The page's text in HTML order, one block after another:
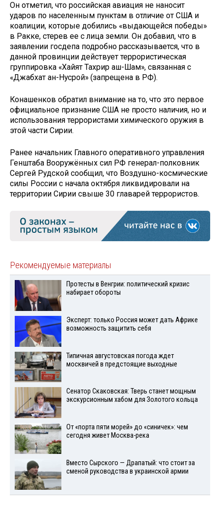
Он отметил, что российская авиация не наносит
ударов по населенным пунктам в отличие от США и
коалиции, которые добились «выдающейся победы»
в Ракке, стерев ее с лица земли. Он добавил, что в
заявлении госдепа подробно рассказывается, что в
данной провинции действует террористическая
группировка «Хайят Тахрир аш-Шам», связанная с
«Джабхат ан-Нусрой» (запрещена в РФ).
Конашенков обратил внимание на то, что это первое
официальное признание США не просто наличия, но и
использования террористами химического оружия в
этой части Сирии.
Ранее начальник Главного оперативного управления
Генштаба Вооружённых сил РФ генерал-полковник
Сергей Рудской сообщил, что Воздушно-космические
силы России с начала октября ликвидировали на
территории Сирии свыше 30 главарей террористов.
Рекомендуемые материалы
Протесты в Венгрии: политический кризис
набирает обороты
Эксперт: только Россия может дать Африке
возможность защитить себя
Типичная августовская погода ждет
москвичей в предстоящие выходные
Сенатор Скаковская: Тверь станет мощным
экскурсионным хабом для Золотого кольца
От «порта пяти морей» до «синичек»: чем
сегодня живет Москва-река
Вместо Сырского — Драпатый: что стоит за
сменой руководства в украинской армии